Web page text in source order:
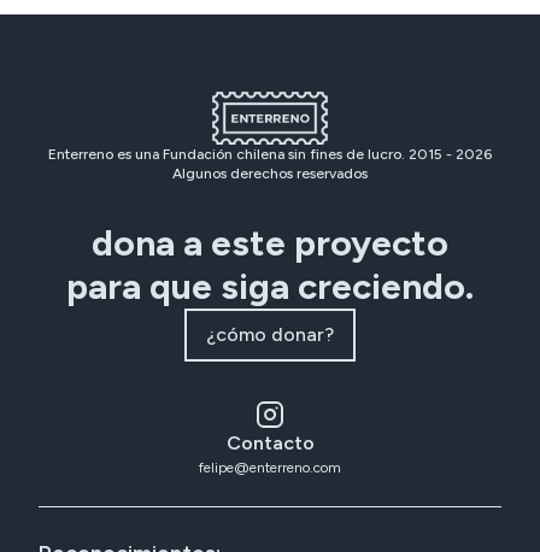
Enterreno es una Fundación chilena sin fines de lucro. 2015 - 2026
Algunos derechos reservados
dona a este proyecto
para que siga creciendo.
¿cómo donar?
Contacto
felipe@enterreno.com